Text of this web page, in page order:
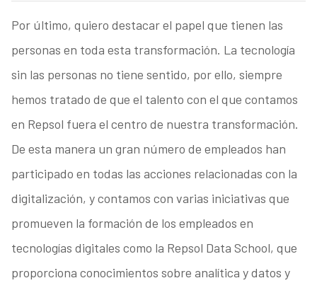
Por último, quiero destacar el papel que tienen las
personas en toda esta transformación. La tecnología
sin las personas no tiene sentido, por ello, siempre
hemos tratado de que el talento con el que contamos
en Repsol fuera el centro de nuestra transformación.
De esta manera un gran número de empleados han
participado en todas las acciones relacionadas con la
digitalización, y contamos con varias iniciativas que
promueven la formación de los empleados en
tecnologías digitales como la Repsol Data School, que
proporciona conocimientos sobre analítica y datos y